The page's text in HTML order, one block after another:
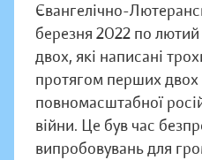
Євангелічно-
березня 2022 по
двох, які написані
протягом перших двох
повномасштабної
війни. Це був час
випробовувань для